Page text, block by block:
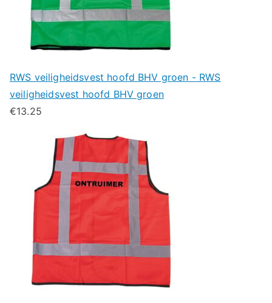
RWS veiligheidsvest hoofd BHV groen - RWS
veiligheidsvest hoofd BHV groen
€13.25